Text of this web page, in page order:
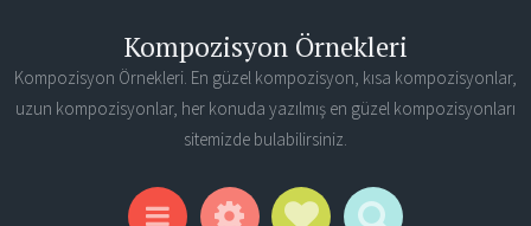
Kompozisyon Örnekleri
Kompozisyon Örnekleri. En güzel kompozisyon, kısa kompozisyonlar,
uzun kompozisyonlar, her konuda yazılmış en güzel kompozisyonları
sitemizde bulabilirsiniz.